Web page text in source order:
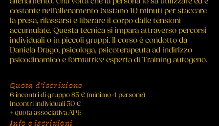
costante nell’allenamento bastano 10 minuti per staccare
la presa, rilassarsi e liberare il corpo dalle tensioni
accumulate. Questa tecnica si impara attraverso percorsi
individuali o in piccoli gruppi. Il corso è condotto da
Daniela Drago, psicologa, psicoterapeuta ad indirizzo
psicodinamico e formatrice esperta di Training autogeno.
Quota d'iscrizione
6 incontri di gruppo 85 € (minimo 4 persone)
Incontri individuali 50 €
+ quota associativa APE
Info e iscrizioni